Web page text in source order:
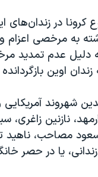
به مرخصی اعزام
دلیل عدم تمدید
زندان اوین
شهروند آمریکایی و
نازنین زاغری،
مصاحب، ناهید
یا در حصر